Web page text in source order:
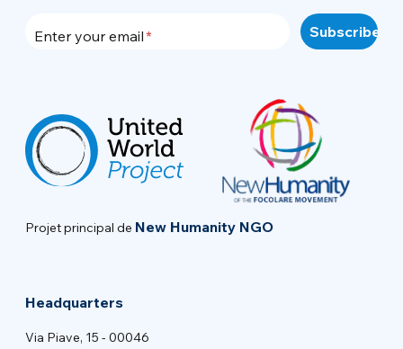
Enter your email
Projet principal de New Humanity NGO
Headquarters
Via Piave, 15 - 00046